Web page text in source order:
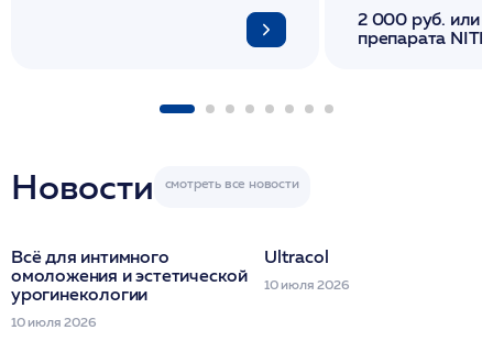
2 000 руб. или
препарата
Новости
Всё для интимного
омоложения и эстетической
урогинекологии
10 июля 2026
Ultracol
10 июля 2026